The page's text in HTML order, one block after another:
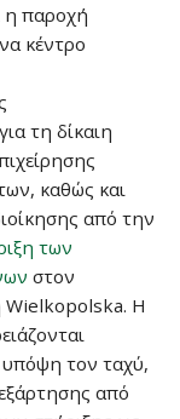
η παροχή
κέντρο
τη δίκαιη
καθώς και
από την
των
στον
Wielkopolska. Η
τον ταχύ,
από